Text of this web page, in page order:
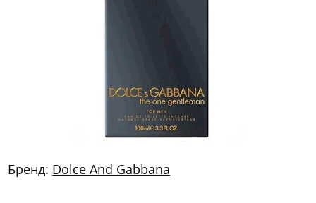
Бренд: Dolce And Gabbana